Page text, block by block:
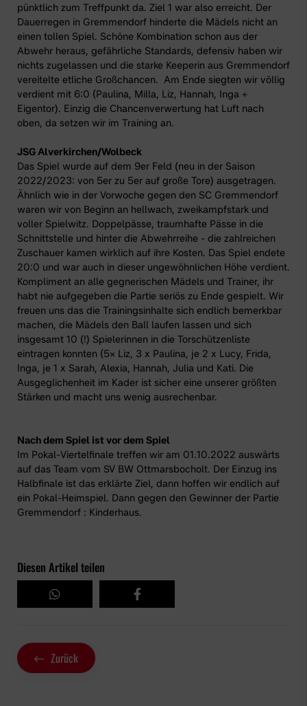
pünktlich zum Treffpunkt da. Ziel 1 war also erreicht. Der
Dauerregen in Gremmendorf hinderte die Mädels nicht an
einen tollen Spiel. Schöne Kombination schon aus der
Abwehr heraus, gefährliche Standards, defensiv haben wir
nichts zugelassen und die starke Keeperin aus Gremmendorf
vereitelte etliche Großchancen. Am Ende siegten wir völlig
verdient mit 6:0 (Paulina, Milla, Liz, Hannah, Inga +
Eigentor). Einzig die Chancenverwertung hat Luft nach
oben, da setzen wir im Training an.
JSG Alverkirchen/Wolbeck
Das Spiel wurde auf dem 9er Feld (neu in der Saison
2022/2023: von 5er zu 5er auf große Tore) ausgetragen.
Ähnlich wie in der Vorwoche gegen den SC Gremmendorf
waren wir von Beginn an hellwach, zweikampfstark und
voller Spielwitz. Doppelpässe, traumhafte Pässe in die
Schnittstelle und hinter die Abwehrreihe - die zahlreichen
Zuschauer kamen wirklich auf ihre Kosten. Das Spiel endete
20:0 und war auch in dieser ungewöhnlichen Höhe verdient.
Kompliment an alle gegnerischen Mädels und Trainer, ihr
habt nie aufgegeben die Partie seriös zu Ende gespielt. Wir
freuen uns das die Trainingsinhalte sich endlich bemerkbar
machen, die Mädels den Ball laufen lassen und sich
insgesamt 10 (!) Spielerinnen in die Torschützenliste
eintragen konnten (5× Liz, 3 x Paulina, je 2 x Lucy, Frida,
Inga, je 1 x Sarah, Alexia, Hannah, Julia und Kati. Die
Ausgeglichenheit im Kader ist sicher eine unserer größten
Stärken und macht uns wenig ausrechenbar.
Nach dem Spiel ist vor dem Spiel
Im Pokal-Viertelfinale treffen wir am 01.10.2022 auswärts
auf das Team vom SV BW Ottmarsbocholt. Der Einzug ins
Halbfinale ist das erklärte Ziel, dann hoffen wir endlich auf
ein Pokal-Heimspiel. Dann gegen den Gewinner der Partie
Gremmendorf : Kinderhaus.
Diesen Artikel teilen
Zurück